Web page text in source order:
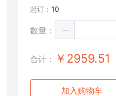
起订： 10
数量：
合计： ￥2959.51
加入购物车